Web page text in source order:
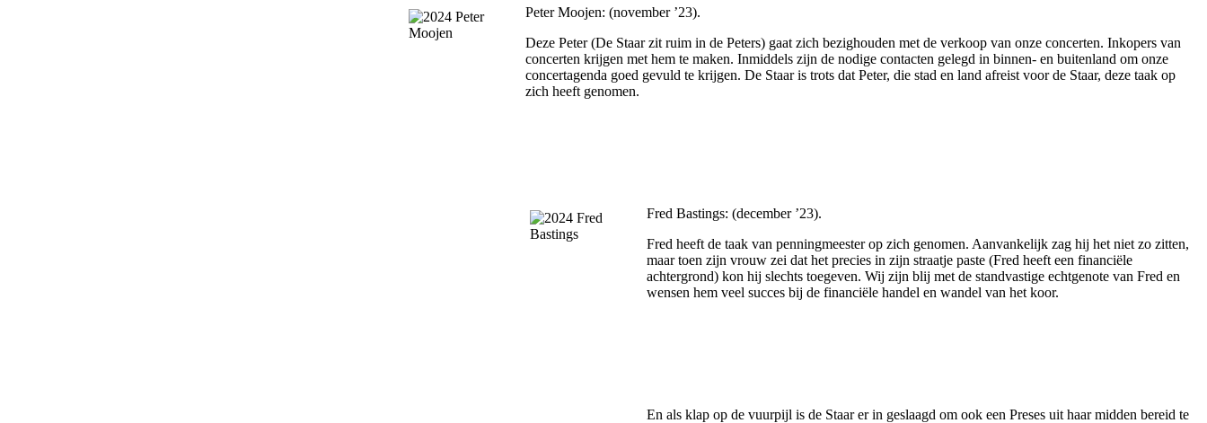
Peter Moojen: (november ’23).
Deze Peter (De Staar zit ruim in de Peters) gaat zich bezighouden met de verkoop van onze concerten. Inkopers van
concerten krijgen met hem te maken. Inmiddels zijn de nodige contacten gelegd in binnen- en buitenland om onze
concertagenda goed gevuld te krijgen. De Staar is trots dat Peter, die stad en land afreist voor de Staar, deze taak op
zich heeft genomen.
Fred Bastings: (december ’23).
Fred heeft de taak van penningmeester op zich genomen. Aanvankelijk zag hij het niet zo zitten,
maar toen zijn vrouw zei dat het precies in zijn straatje paste (Fred heeft een financiële
achtergrond) kon hij slechts toegeven. Wij zijn blij met de standvastige echtgenote van Fred en
wensen hem veel succes bij de financiële handel en wandel van het koor.
En als klap op de vuurpijl is de Staar er in geslaagd om ook een Preses uit haar midden bereid te